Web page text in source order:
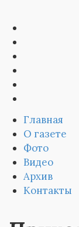
Главная
О газете
Фото
Видео
Архив
Контакты